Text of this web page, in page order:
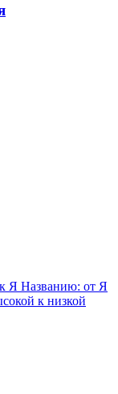
Я Названию: от Я
к низкой